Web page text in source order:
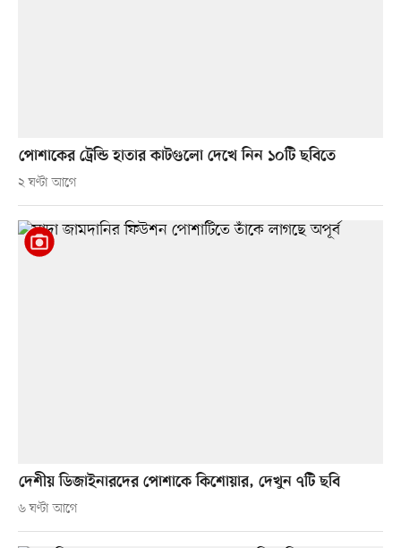
পোশাকের ট্রেন্ডি হাতার কাটগুলো দেখে নিন ১০টি ছবিতে
২ ঘণ্টা আগে
দেশীয় ডিজাইনারদের পোশাকে কিশোয়ার, দেখুন ৭টি ছবি
৬ ঘণ্টা আগে